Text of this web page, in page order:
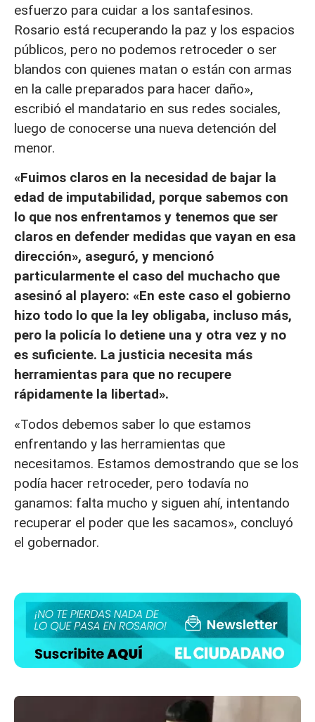
esfuerzo para cuidar a los santafesinos.
Rosario está recuperando la paz y los espacios
públicos, pero no podemos retroceder o ser
blandos con quienes matan o están con armas
en la calle preparados para hacer daño»,
escribió el mandatario en sus redes sociales,
luego de conocerse una nueva detención del
menor.
«Fuimos claros en la necesidad de bajar la
edad de imputabilidad, porque sabemos con
lo que nos enfrentamos y tenemos que ser
claros en defender medidas que vayan en esa
dirección», aseguró, y mencionó
particularmente el caso del muchacho que
asesinó al playero: «En este caso el gobierno
hizo todo lo que la ley obligaba, incluso más,
pero la policía lo detiene una y otra vez y no
es suficiente. La justicia necesita más
herramientas para que no recupere
rápidamente la libertad».
«Todos debemos saber lo que estamos
enfrentando y las herramientas que
necesitamos. Estamos demostrando que se los
podía hacer retroceder, pero todavía no
ganamos: falta mucho y siguen ahí, intentando
recuperar el poder que les sacamos», concluyó
el gobernador.